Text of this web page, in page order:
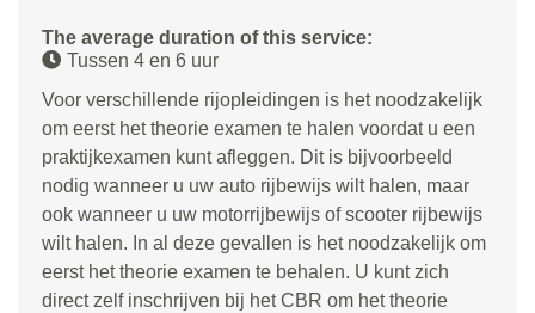
The average duration of this service:
Tussen 4 en 6 uur
Voor verschillende rijopleidingen is het noodzakelijk
om eerst het theorie examen te halen voordat u een
praktijkexamen kunt afleggen. Dit is bijvoorbeeld
nodig wanneer u uw auto rijbewijs wilt halen, maar
ook wanneer u uw motorrijbewijs of scooter rijbewijs
wilt halen. In al deze gevallen is het noodzakelijk om
eerst het theorie examen te behalen. U kunt zich
direct zelf inschrijven bij het CBR om het theorie